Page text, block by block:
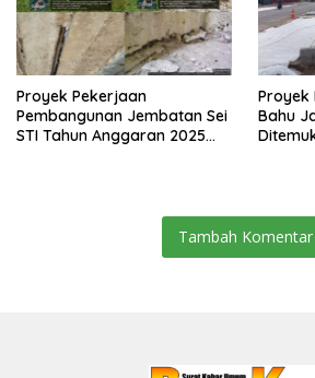
Proyek Pekerjaan
Pembangunan Jembatan Sei
STI Tahun Anggaran 2025
Proyek
Bahu
Tambah Komentar